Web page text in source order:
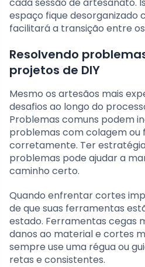
espaço fique desorganizado
facilitará a transição entre
Resolvendo
projetos de DIY
Mesmo os artesãos mais
desafios ao longo do
Problemas comuns podem
problemas com colagem ou
corretamente. Ter
problemas pode ajudar a
caminho certo.
Quando enfrentar cortes
de que suas ferramentas
estado. Ferramentas cegas
danos ao material e cortes
sempre use uma régua ou
retas e consistentes.